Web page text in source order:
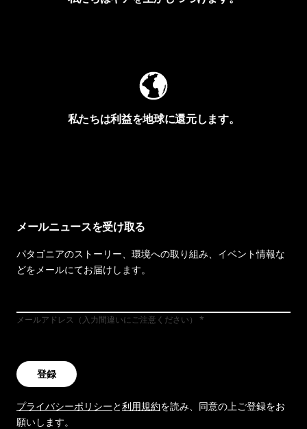
私たちは利益を地球に還元します。
メールニュースを受け取る
パタゴニアのストーリー、環境への取り組み、イベント情報な
どをメールにてお届けします。
メールアドレス（入力間違いにご注意ください）
登録
プライバシーポリシーと利用規約を読み、同意の上ご登録をお
願いします。